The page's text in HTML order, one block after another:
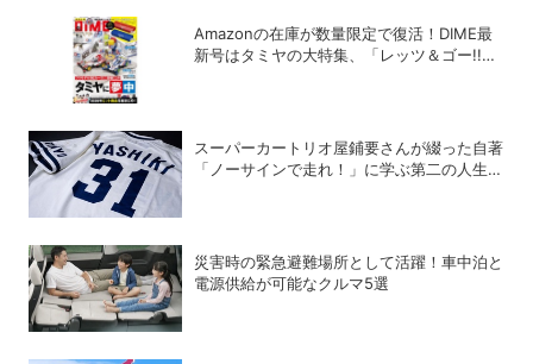
Amazonの在庫が数量限定で復活！DIME最
新号はタミヤの大特集、「レッツ＆ゴー!!」
スーパーカートリオ屋鋪要さんが綴った自著
「ノーサインで走れ！」に学ぶ第二の人生の
災害時の緊急避難場所として活躍！車中泊と
電源供給が可能なクルマ5選